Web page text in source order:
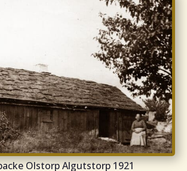
Olstorp Algutstorp 1921